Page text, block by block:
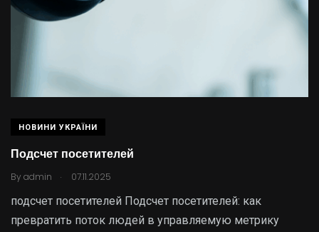
НОВИНИ УКРАЇНИ
Подсчет посетителей
By admin . 07.11.2025
подсчет посетителей Подсчет посетителей: как
превратить поток людей в управляемую метрику